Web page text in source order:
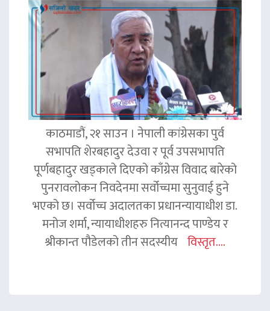
काठमाडौं, २१ साउन । नेपाली कांग्रेसका पुर्व
सभापति शेरबहादुर देउवा र पूर्व उपसभापति
पूर्णबहादुर खड्काले दिएको काँग्रेस विवाद बारेको
पुनरावलोकन निवदेनमा सर्वोच्चमा सुनुवाई हुने
भएको छ। सर्वोच्च अदालतका प्रधानन्यायाधीश डा.
मनोज शर्मा, न्यायाधीशहरु नित्यानन्द पाण्डेय र
श्रीकान्त पौडेलको तीन सदस्यीय विस्तृत....